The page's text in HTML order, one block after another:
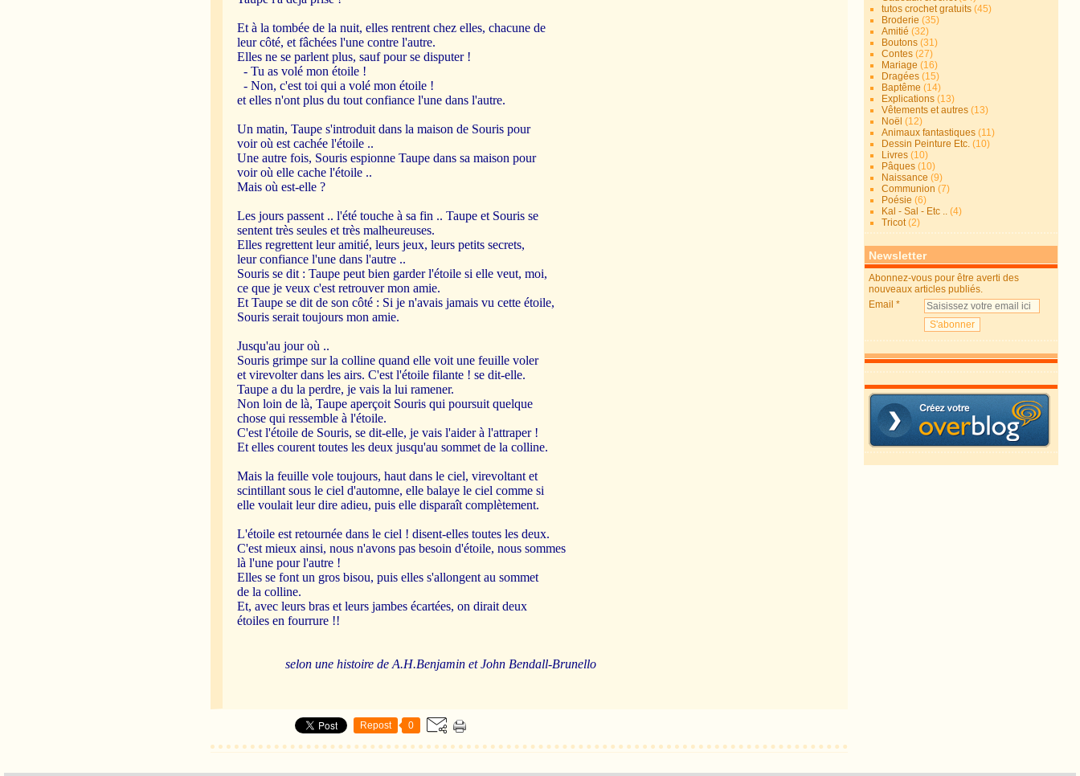
Et à la tombée de la nuit, elles rentrent chez elles, chacune de
leur côté, et fâchées l'une contre l'autre.
Elles ne se parlent plus, sauf pour se disputer !
- Tu as volé mon étoile !
- Non, c'est toi qui a volé mon étoile !
et elles n'ont plus du tout confiance l'une dans l'autre.
Un matin, Taupe s'introduit dans la maison de Souris pour
voir où est cachée l'étoile ..
Une autre fois, Souris espionne Taupe dans sa maison pour
voir où elle cache l'étoile ..
Mais où est-elle ?
Les jours passent .. l'été touche à sa fin .. Taupe et Souris se
sentent très seules et très malheureuses.
Elles regrettent leur amitié, leurs jeux, leurs petits secrets,
leur confiance l'une dans l'autre ..
Souris se dit : Taupe peut bien garder l'étoile si elle veut, moi,
ce que je veux c'est retrouver mon amie.
Et Taupe se dit de son côté : Si je n'avais jamais vu cette étoile,
Souris serait toujours mon amie.
Jusqu'au jour où ..
Souris grimpe sur la colline quand elle voit une feuille voler
et virevolter dans les airs. C'est l'étoile filante ! se dit-elle.
Taupe a du la perdre, je vais la lui ramener.
Non loin de là, Taupe aperçoit Souris qui poursuit quelque
chose qui ressemble à l'étoile.
C'est l'étoile de Souris, se dit-elle, je vais l'aider à l'attraper !
Et elles courent toutes les deux jusqu'au sommet de la colline.
Mais la feuille vole toujours, haut dans le ciel, virevoltant et
scintillant sous le ciel d'automne, elle balaye le ciel comme si
elle voulait leur dire adieu, puis elle disparaît complètement.
L'étoile est retournée dans le ciel ! disent-elles toutes les deux.
C'est mieux ainsi, nous n'avons pas besoin d'étoile, nous sommes
là l'une pour l'autre !
Elles se font un gros bisou, puis elles s'allongent au sommet
de la colline.
Et, avec leurs bras et leurs jambes écartées, on dirait deux
étoiles en fourrure !!
selon une histoire de A.H.Benjamin et John Bendall-Brunello
Repost 0
tutos crochet gratuits (45)
Broderie (35)
Amitié (32)
Boutons (31)
Contes (27)
Mariage (16)
Dragées (15)
Baptême (14)
Explications (13)
Vêtements et autres (13)
Noël (12)
Animaux fantastiques (11)
Dessin Peinture Etc. (10)
Livres (10)
Pâques (10)
Naissance (9)
Communion (7)
Poésie (6)
Kal - Sal - Etc .. (4)
Tricot(2)
Newsletter
Abonnez-vous pour être averti des
nouveaux articles publiés.
Email